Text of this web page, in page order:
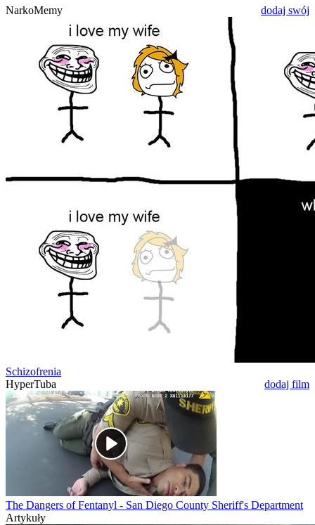
NarkoMemy
dodaj swój
Schizofrenia
HyperTuba
dodaj film
The Dangers of Fentanyl - San Diego County Sheriff's Department
Artykuły